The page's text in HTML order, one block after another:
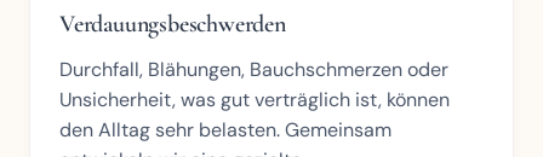
Verdauungsbeschwerden
Durchfall, Blähungen, Bauchschmerzen oder
Unsicherheit, was gut verträglich ist, können
den Alltag sehr belasten. Gemeinsam